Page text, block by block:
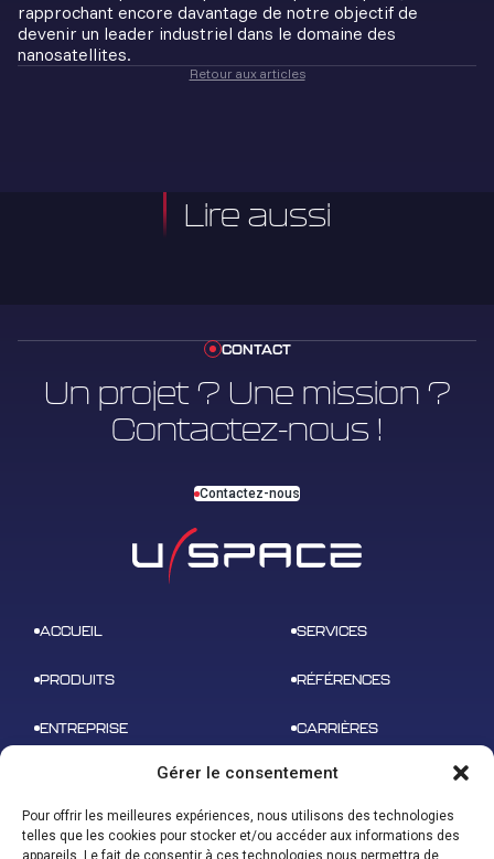
Gérer le consentement
Pour offrir les meilleures expériences, nous utilisons des technologies
telles que les cookies pour stocker et/ou accéder aux informations des
appareils. Le fait de consentir à ces technologies nous permettra de
rapprochant encore davantage de notre objectif de
devenir un leader industriel dans le domaine des
nanosatellites.
Retour aux articles
Lire aussi
CONTACT
Un projet ? Une mission ?
Contactez-nous !
Contactez-nous
ACCUEIL SERVICES
PRODUITS RÉFÉRENCES
ENTREPRISE CARRIÈRES
CONTACT